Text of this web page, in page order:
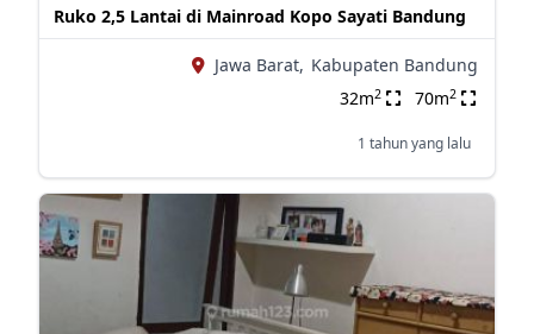
Ruko 2,5 Lantai di Mainroad Kopo Sayati Bandung
Jawa Barat, Kabupaten Bandung
32m2 70m2
1 tahun yang lalu